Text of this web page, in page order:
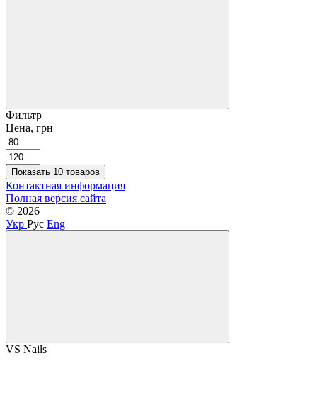
Фильтр
Цена, грн
Показать 10 товаров
Контактная информация
Полная версия сайта
© 2026
Укр Рус Eng
VS Nails